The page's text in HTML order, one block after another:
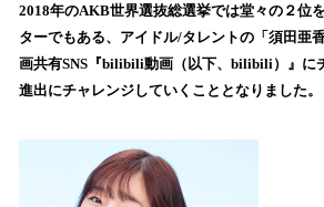
！
数
を
読
2018年のAKB世界選抜総選挙では堂々の２位
ターでもある、アイドル/タレントの「須田亜
画共有SNS『bilibili動画（以下、bilibili）』に
進出にチャレンジしていくこととなりました。